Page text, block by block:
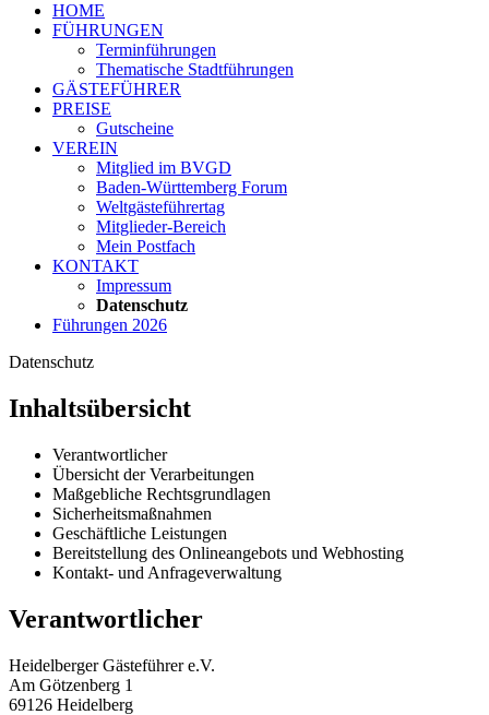
HOME
FÜHRUNGEN
Terminführungen
Thematische Stadtführungen
GÄSTEFÜHRER
PREISE
Gutscheine
VEREIN
Mitglied im BVGD
Baden-Württemberg Forum
Weltgästeführertag
Mitglieder-Bereich
Mein Postfach
KONTAKT
Impressum
Datenschutz
Führungen 2026
Datenschutz
Inhaltsübersicht
Verantwortlicher
Übersicht der Verarbeitungen
Maßgebliche Rechtsgrundlagen
Sicherheitsmaßnahmen
Geschäftliche Leistungen
Bereitstellung des Onlineangebots und Webhosting
Kontakt- und Anfrageverwaltung
Verantwortlicher
Heidelberger Gästeführer e.V.
Am Götzenberg 1
69126 Heidelberg